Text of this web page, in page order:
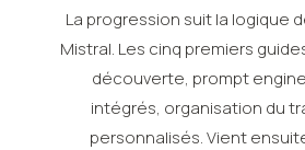
La progression suit la logique
Mistral. Les cinq premiers
découverte, prompt
intégrés, organisation du
personnalisés. Vient